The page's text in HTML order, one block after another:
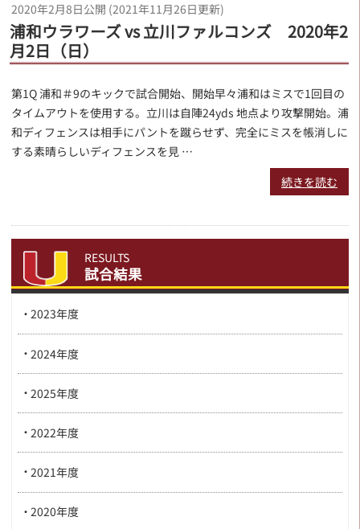
2020年2月8日公開 (2021年11月26日更新)
浦和ウラワーズ vs 立川ファルコンズ 2020年2
月2日（日）
第1Q 浦和＃9のキックで試合開始、開始早々浦和はミスで1回目の
タイムアウトを使用する。立川は自陣24yds 地点より攻撃開始。浦
和ディフェンスは相手にパントを蹴らせず、完全にミスを帳消しに
する素晴らしいディフェンスを見 …
続きを読む
RESULTS
試合結果
2023年度
2024年度
2025年度
2022年度
2021年度
2020年度